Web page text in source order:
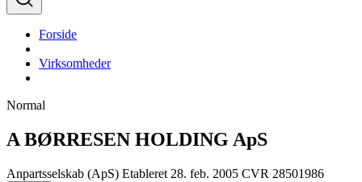
Forside
Virksomheder
Normal
A BØRRESEN HOLDING ApS
Anpartsselskab (ApS) Etableret 28. feb. 2005 CVR 28501986